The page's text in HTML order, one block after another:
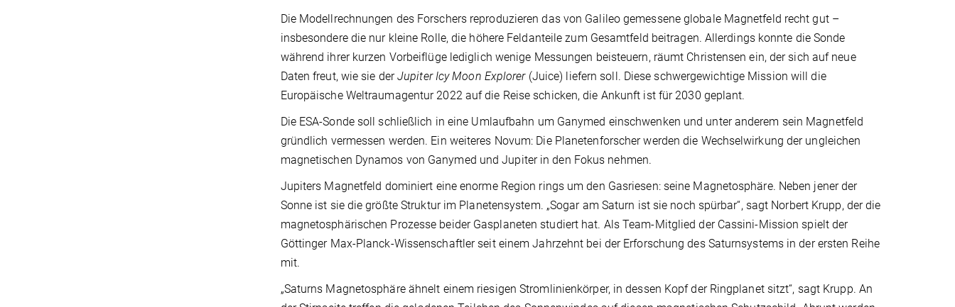
Die Modellrechnungen des Forschers reproduzieren das von Galileo gemessene globale Magnetfeld recht gut –
insbesondere die nur kleine Rolle, die höhere Feldanteile zum Gesamtfeld beitragen. Allerdings konnte die Sonde
während ihrer kurzen Vorbeiflüge lediglich wenige Messungen beisteuern, räumt Christensen ein, der sich auf neue
Daten freut, wie sie derJupiter Icy Moon Explorer(Juice) liefern soll. Diese schwergewichtige Mission will die
Europäische Weltraumagentur 2022 auf die Reise schicken, die Ankunft ist für 2030 geplant.
Die ESA-Sonde soll schließlich in eine Umlaufbahn um Ganymed einschwenken und unter anderem sein Magnetfeld
gründlich vermessen werden. Ein weiteres Novum: Die Planetenforscher werden die Wechselwirkung der ungleichen
magnetischen Dynamos von Ganymed und Jupiter in den Fokus nehmen.
Jupiters Magnetfeld dominiert eine enorme Region rings um den Gasriesen: seine Magnetosphäre. Neben jener der
Sonne ist sie die größte Struktur im Planetensystem. „Sogar am Saturn ist sie noch spürbar“, sagt Norbert Krupp, der die
magnetosphärischen Prozesse beider Gasplaneten studiert hat. Als Team-Mitglied der Cassini-Mission spielt der
Göttinger Max-Planck-Wissenschaftler seit einem Jahrzehnt bei der Erforschung des Saturnsystems in der ersten Reihe
mit.
„Saturns Magnetosphäre ähnelt einem riesigen Stromlinienkörper, in dessen Kopf der Ringplanet sitzt“, sagt Krupp. An